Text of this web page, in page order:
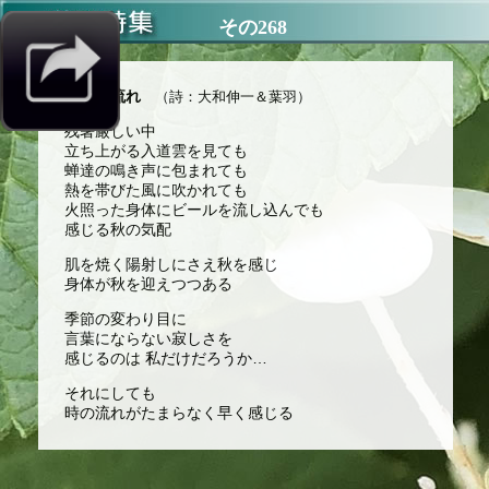
その268
時の流れ （詩：大和伸一＆葉羽）
残暑厳しい中
立ち上がる入道雲を見ても
蝉達の鳴き声に包まれても
熱を帯びた風に吹かれても
火照った身体にビールを流し込んでも
感じる秋の気配
肌を焼く陽射しにさえ秋を感じ
身体が秋を迎えつつある
季節の変わり目に
言葉にならない寂しさを
感じるのは 私だけだろうか…
それにしても
時の流れがたまらなく早く感じる